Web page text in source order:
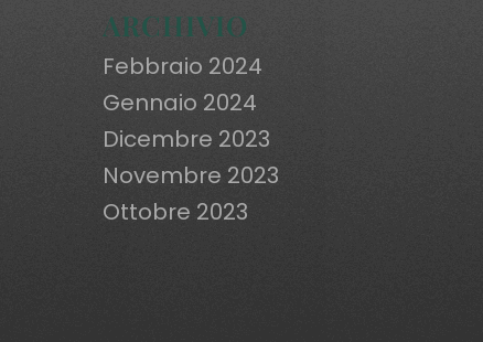
ARCHIVIO
Febbraio 2024
Gennaio 2024
Dicembre 2023
Novembre 2023
Ottobre 2023